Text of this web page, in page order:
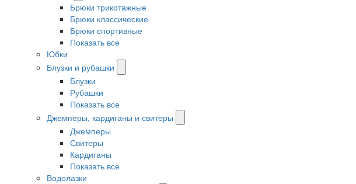
Брюки трикотажные
Брюки классические
Брюки спортивные
Показать все
Юбки
Блузки и рубашки
Блузки
Рубашки
Показать все
Джемперы, кардиганы и свитеры
Джемперы
Свитеры
Кардиганы
Показать все
Водолазки